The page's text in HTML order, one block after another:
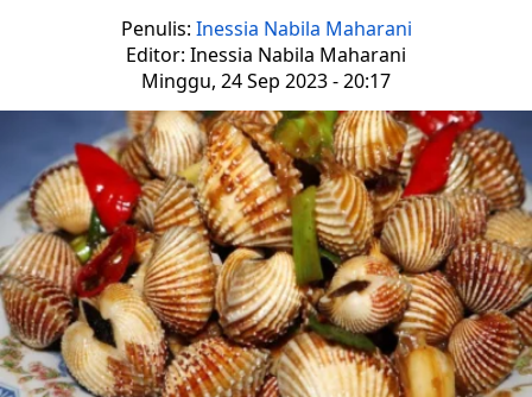
Penulis: Inessia Nabila Maharani
Editor: Inessia Nabila Maharani
Minggu, 24 Sep 2023 - 20:17